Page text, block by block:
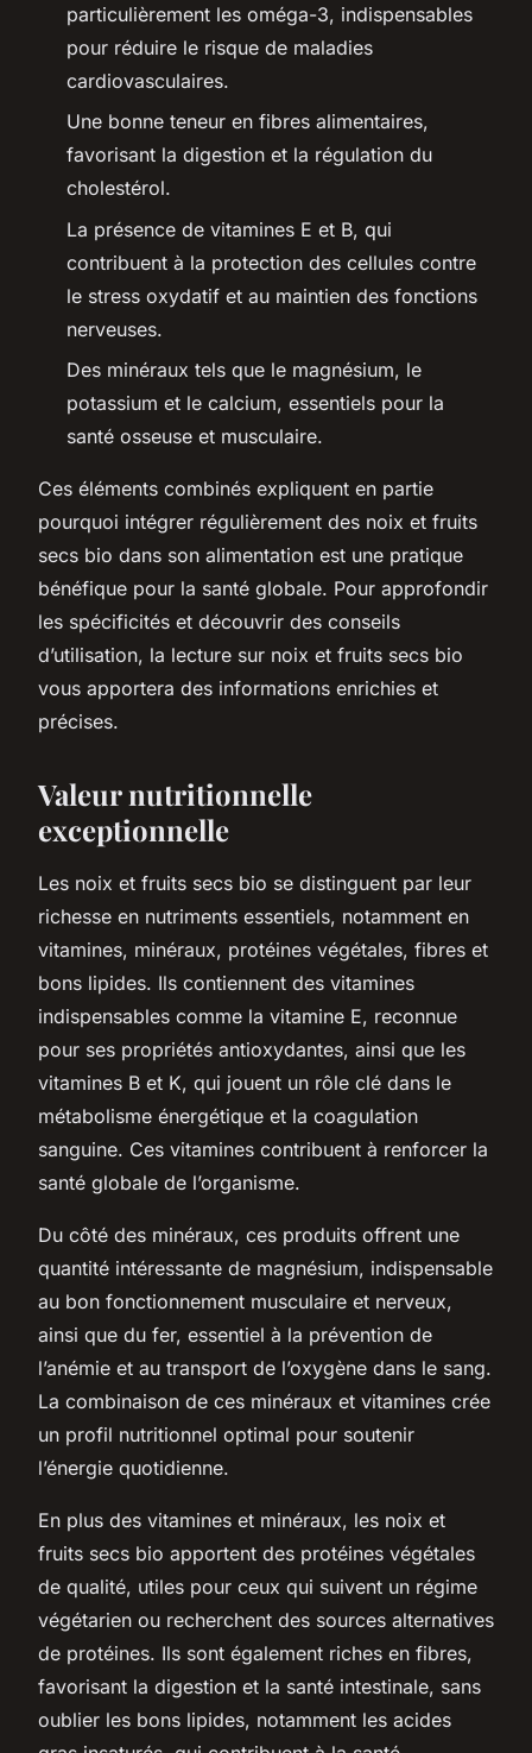
particulièrement les oméga-3, indispensables
pour réduire le risque de maladies
cardiovasculaires.
Une bonne teneur en fibres alimentaires,
favorisant la digestion et la régulation du
cholestérol.
La présence de vitamines E et B, qui
contribuent à la protection des cellules contre
le stress oxydatif et au maintien des fonctions
nerveuses.
Des minéraux tels que le magnésium, le
potassium et le calcium, essentiels pour la
santé osseuse et musculaire.
Ces éléments combinés expliquent en partie
pourquoi intégrer régulièrement des noix et fruits
secs bio dans son alimentation est une pratique
bénéfique pour la santé globale. Pour approfondir
les spécificités et découvrir des conseils
d’utilisation, la lecture sur noix et fruits secs bio
vous apportera des informations enrichies et
précises.
Valeur nutritionnelle
exceptionnelle
Les noix et fruits secs bio se distinguent par leur
richesse en nutriments essentiels, notamment en
vitamines, minéraux, protéines végétales, fibres et
bons lipides. Ils contiennent des vitamines
indispensables comme la vitamine E, reconnue
pour ses propriétés antioxydantes, ainsi que les
vitamines B et K, qui jouent un rôle clé dans le
métabolisme énergétique et la coagulation
sanguine. Ces vitamines contribuent à renforcer la
santé globale de l’organisme.
Du côté des minéraux, ces produits offrent une
quantité intéressante de magnésium, indispensable
au bon fonctionnement musculaire et nerveux,
ainsi que du fer, essentiel à la prévention de
l’anémie et au transport de l’oxygène dans le sang.
La combinaison de ces minéraux et vitamines crée
un profil nutritionnel optimal pour soutenir
l’énergie quotidienne.
En plus des vitamines et minéraux, les noix et
fruits secs bio apportent des protéines végétales
de qualité, utiles pour ceux qui suivent un régime
végétarien ou recherchent des sources alternatives
de protéines. Ils sont également riches en fibres,
favorisant la digestion et la santé intestinale, sans
oublier les bons lipides, notamment les acides